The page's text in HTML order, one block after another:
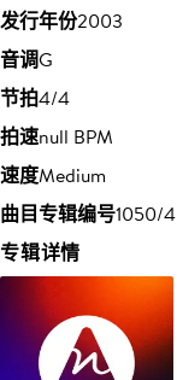
发行年份2003
音调G
节拍4/4
拍速null BPM
速度Medium
曲目专辑编号1050/4
专辑详情